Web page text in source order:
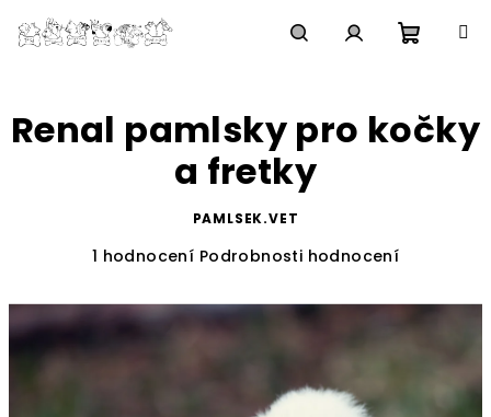
na
obsah
košík
Renal pamlsky pro kočky
a fretky
PAMLSEK.VET
Průměrné
produktu
je
1 hodnocení Podrobnosti hodnocení